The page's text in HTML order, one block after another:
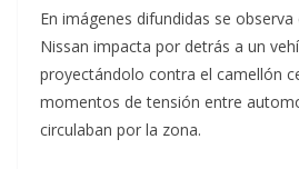
En imágenes difundidas se
Nissan impacta por detrás a un
proyectándolo contra el camellón
momentos de tensión entre
circulaban por la zona.